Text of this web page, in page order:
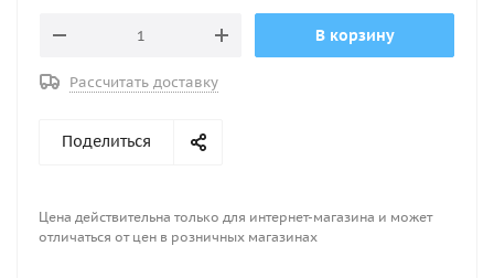
В корзину
Рассчитать доставку
Поделиться
Цена действительна только для интернет-магазина и может
отличаться от цен в розничных магазинах